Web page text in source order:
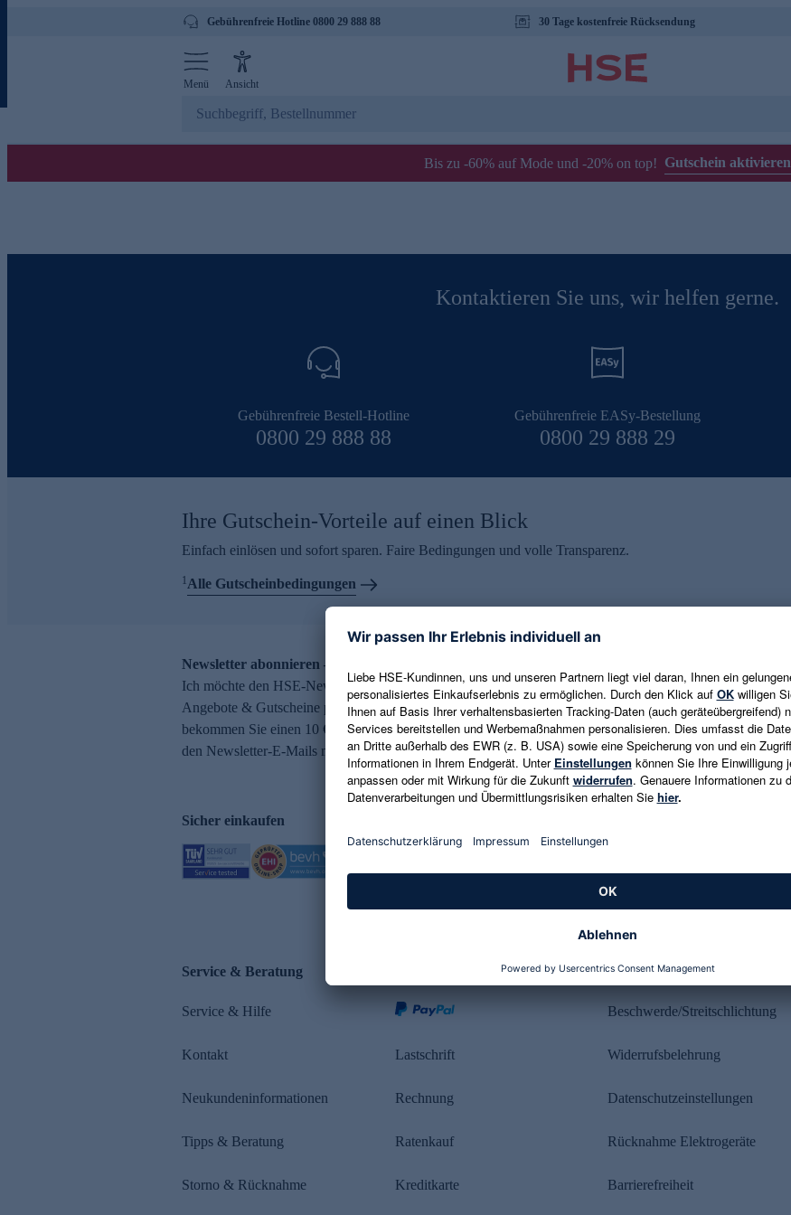
Gebührenfreie Hotline 0800 29 888 88 30 Tage kostenfreie Rücksendung
Menü Ansicht
Bis zu -60% auf Mode und -20% on top! Gutschein aktivieren
Kontaktieren Sie uns, wir helfen gerne.
Gebührenfreie Bestell-Hotline
0800 29 888 88
Gebührenfreie EASy-Bestellung
0800 29 888 29
Ihre Gutschein-Vorteile auf einen Blick
Einfach einlösen und sofort sparen. Faire Bedingungen und volle Transparenz.
1Alle Gutscheinbedingungen
Newsletter abonnieren – 10 € Gutschein erhalten
Ich möchte den HSE-Newsletter abonnieren und aktuelle Trends,
Angebote & Gutscheine per E-Mail erhalten. Als Dankeschön
bekommen Sie einen 10 € Gutschein. Eine Abmeldung ist jederzeit in
den Newsletter-E-Mails möglich.
E-Mail-Adresse eingeben
Es gelten die Datenschutzrichtlinien
Sicher einkaufen
Service & Beratung
Service & Hilfe
Kontakt
Neukundeninformationen
Tipps & Beratung
Storno & Rücknahme
Lastschrift
Rechnung
Ratenkauf
Kreditkarte
Rechtliches
Beschwerde/Streitschlichtung
Widerrufsbelehrung
Datenschutzeinstellungen
Rücknahme Elektrogeräte
Barrierefreiheit